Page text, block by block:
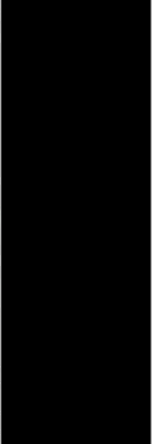
Pena ajena
películas Pena
doblaje o subtítulos que
alquilar o contratar un